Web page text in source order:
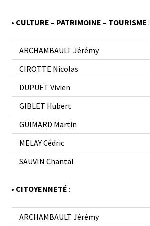
• CULTURE – PATRIMOINE – TOURISME:
ARCHAMBAULT Jérémy
CIROTTE Nicolas
DUPUET Vivien
GIBLET Hubert
GUIMARD Martin
MELAY Cédric
SAUVIN Chantal
• CITOYENNETÉ :
ARCHAMBAULT Jérémy